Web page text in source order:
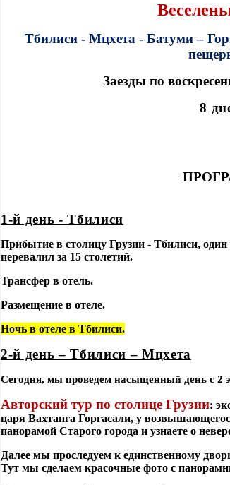
Тбилиси - Мцхета - Батуми –
Заезды по
8
1-й день - Тбилиси
Прибытие в столицу Грузии - Тбилиси, один
перевалил за 15 столетий.
Трансфер в отель.
Размещение в отеле.
Ночь в отеле в Тбилиси.
2-й день – Тбилиси – Мцхета
Сегодня, мы проведем насыщенный день с 2
Авторский тур по столице Грузии:
царя Вахтанга Горгасали, у
панорамой Старого города и узнаете о
Далее мы проследуем к единственному
Тут мы сделаем красочные фото с